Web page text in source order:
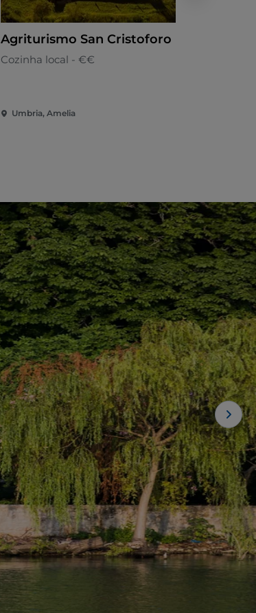
Agriturismo San Cristoforo
Cozinha local - €€
Umbria, Amelia